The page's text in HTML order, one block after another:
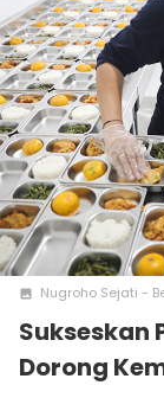
photo Nugroho Sejati -
Sukseskan
Dorong